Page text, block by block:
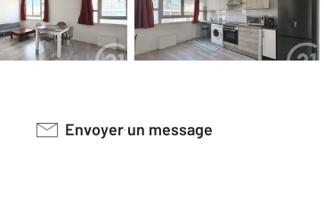
Envoyer un message